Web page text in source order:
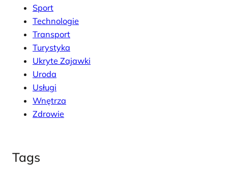
Sport
Technologie
Transport
Turystyka
Ukryte Zajawki
Uroda
Usługi
Wnętrza
Zdrowie
Tags